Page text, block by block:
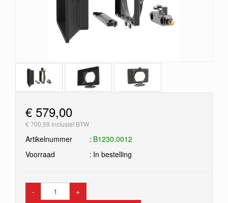
€ 579,00
€ 700,59 inclusief BTW
Artikelnummer
B1230.0012
Voorraad
In bestelling
-
+